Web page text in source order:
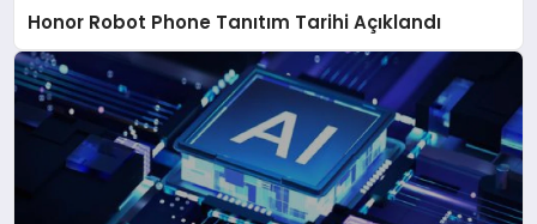
Honor Robot Phone Tanıtım Tarihi Açıklandı